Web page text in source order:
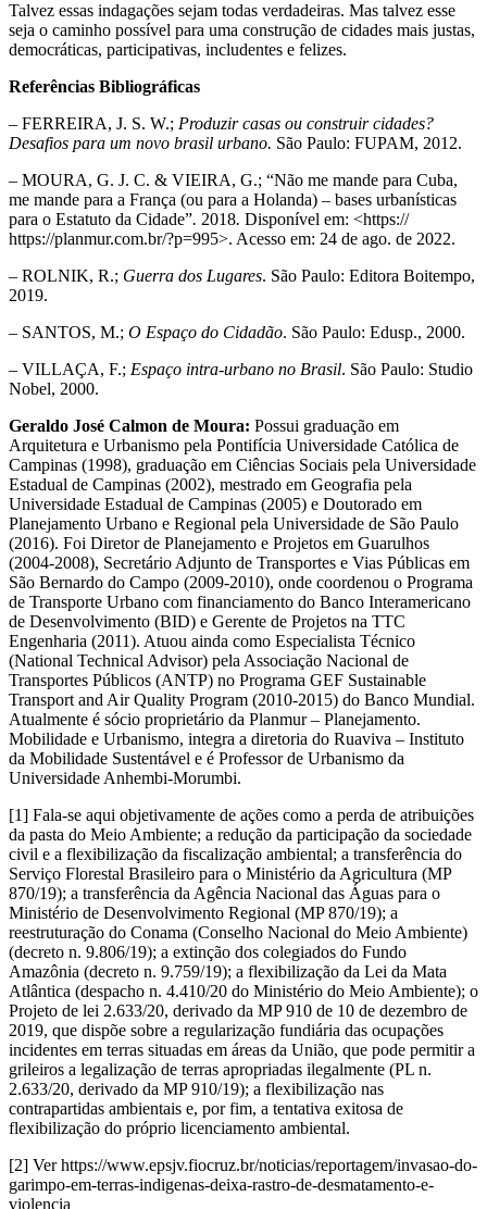
Talvez essas indagações sejam todas verdadeiras. Mas talvez esse
seja o caminho possível para uma construção de cidades mais justas,
democráticas, participativas, includentes e felizes.
Referências Bibliográficas
– FERREIRA, J. S. W.; Produzir casas ou construir cidades?
Desafios para um novo brasil urbano. São Paulo: FUPAM, 2012.
– MOURA, G. J. C. & VIEIRA, G.; “Não me mande para Cuba,
me mande para a França (ou para a Holanda) – bases urbanísticas
para o Estatuto da Cidade”. 2018. Disponível em: <https://
https://planmur.com.br/?p=995>. Acesso em: 24 de ago. de 2022.
– ROLNIK, R.; Guerra dos Lugares. São Paulo: Editora Boitempo,
2019.
– SANTOS, M.; O Espaço do Cidadão. São Paulo: Edusp., 2000.
– VILLAÇA, F.; Espaço intra-urbano no Brasil. São Paulo: Studio
Nobel, 2000.
Geraldo José Calmon de Moura: Possui graduação em
Arquitetura e Urbanismo pela Pontifícia Universidade Católica de
Campinas (1998), graduação em Ciências Sociais pela Universidade
Estadual de Campinas (2002), mestrado em Geografia pela
Universidade Estadual de Campinas (2005) e Doutorado em
Planejamento Urbano e Regional pela Universidade de São Paulo
(2016). Foi Diretor de Planejamento e Projetos em Guarulhos
(2004-2008), Secretário Adjunto de Transportes e Vias Públicas em
São Bernardo do Campo (2009-2010), onde coordenou o Programa
de Transporte Urbano com financiamento do Banco Interamericano
de Desenvolvimento (BID) e Gerente de Projetos na TTC
Engenharia (2011). Atuou ainda como Especialista Técnico
(National Technical Advisor) pela Associação Nacional de
Transportes Públicos (ANTP) no Programa GEF Sustainable
Transport and Air Quality Program (2010-2015) do Banco Mundial.
Atualmente é sócio proprietário da Planmur – Planejamento.
Mobilidade e Urbanismo, integra a diretoria do Ruaviva – Instituto
da Mobilidade Sustentável e é Professor de Urbanismo da
Universidade Anhembi-Morumbi.
[1] Fala-se aqui objetivamente de ações como a perda de atribuições
da pasta do Meio Ambiente; a redução da participação da sociedade
civil e a flexibilização da fiscalização ambiental; a transferência do
Serviço Florestal Brasileiro para o Ministério da Agricultura (MP
870/19); a transferência da Agência Nacional das Águas para o
Ministério de Desenvolvimento Regional (MP 870/19); a
reestruturação do Conama (Conselho Nacional do Meio Ambiente)
(decreto n. 9.806/19); a extinção dos colegiados do Fundo
Amazônia (decreto n. 9.759/19); a flexibilização da Lei da Mata
Atlântica (despacho n. 4.410/20 do Ministério do Meio Ambiente); o
Projeto de lei 2.633/20, derivado da MP 910 de 10 de dezembro de
2019, que dispõe sobre a regularização fundiária das ocupações
incidentes em terras situadas em áreas da União, que pode permitir a
grileiros a legalização de terras apropriadas ilegalmente (PL n.
2.633/20, derivado da MP 910/19); a flexibilização nas
contrapartidas ambientais e, por fim, a tentativa exitosa de
flexibilização do próprio licenciamento ambiental.
[2] Ver https://www.epsjv.fiocruz.br/noticias/reportagem/invasao-do-
garimpo-em-terras-indigenas-deixa-rastro-de-desmatamento-e-
violencia